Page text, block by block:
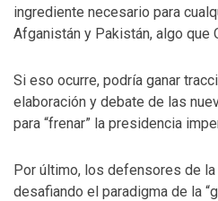
ingrediente necesario para
Afganistán y Pakistán, algo que
Si eso ocurre, podría ganar
elaboración y debate de las
para “frenar” la presidencia
Por último, los defensores de
desafiando el paradigma de la